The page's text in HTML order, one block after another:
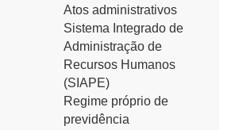
Atos administrativos
Sistema Integrado de
Administração de
Recursos Humanos
(SIAPE)
Regime próprio de
previdência